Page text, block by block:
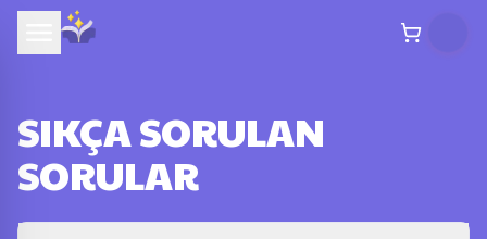
SIKÇA SORULAN
SORULAR